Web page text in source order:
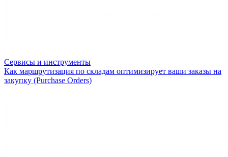
Сервисы и инструменты
Как маршрутизация по складам оптимизирует ваши заказы на
закупку (Purchase Orders)